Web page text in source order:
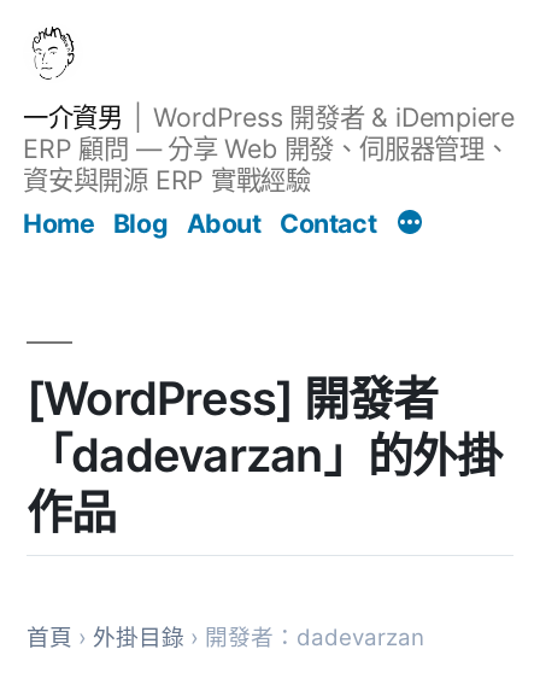
一介資男
WordPress 開發者 & iDempiere
ERP 顧問 — 分享 Web 開發、伺服器管理、
資安與開源 ERP 實戰經驗
Home
Blog About Contact
[WordPress] 開發者
「dadevarzan」的外掛
作品
首頁 › 外掛目錄 › 開發者：dadevarzan
文章